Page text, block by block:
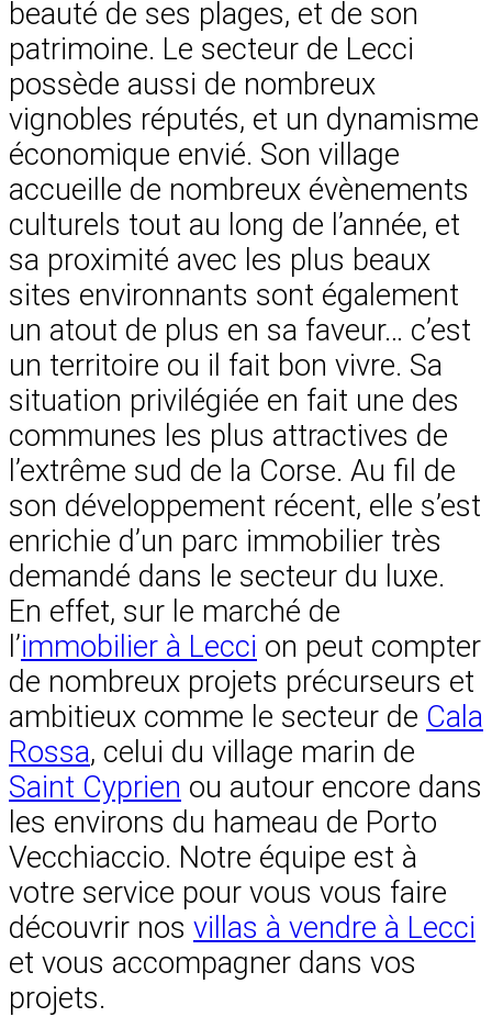
beauté de ses plages, et de son
patrimoine. Le secteur de Lecci
possède aussi de nombreux
vignobles réputés, et un dynamisme
économique envié. Son village
accueille de nombreux évènements
culturels tout au long de l’année, et
sa proximité avec les plus beaux
sites environnants sont également
un atout de plus en sa faveur… c’est
un territoire ou il fait bon vivre. Sa
situation privilégiée en fait une des
communes les plus attractives de
l’extrême sud de la Corse. Au fil de
son développement récent, elle s’est
enrichie d’un parc immobilier très
demandé dans le secteur du luxe.
En effet, sur le marché de
l’immobilier à Lecci on peut compter
de nombreux projets précurseurs et
ambitieux comme le secteur de Cala
Rossa, celui du village marin de
Saint Cyprien ou autour encore dans
les environs du hameau de Porto
Vecchiaccio. Notre équipe est à
votre service pour vous vous faire
découvrir nos villas à vendre à Lecci
et vous accompagner dans vos
projets.